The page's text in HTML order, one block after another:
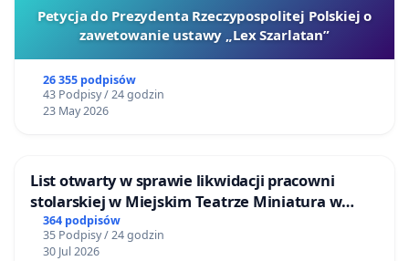
Petycja do Prezydenta Rzeczypospolitej Polskiej o
zawetowanie ustawy „Lex Szarlatan”
26 355 podpisów
43 Podpisy / 24 godzin
23 May 2026
List otwarty w sprawie likwidacji pracowni
stolarskiej w Miejskim Teatrze Miniatura w
Gdańsku
364 podpisów
35 Podpisy / 24 godzin
30 Jul 2026